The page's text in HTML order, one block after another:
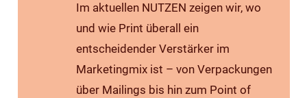
Im aktuellen NUTZEN zeigen wir, wo
und wie Print überall ein
entscheidender Verstärker im
Marketingmix ist – von Verpackungen
über Mailings bis hin zum Point of